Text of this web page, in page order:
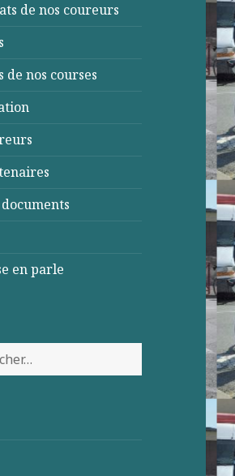
de nos coureurs
de nos courses
en parle
: